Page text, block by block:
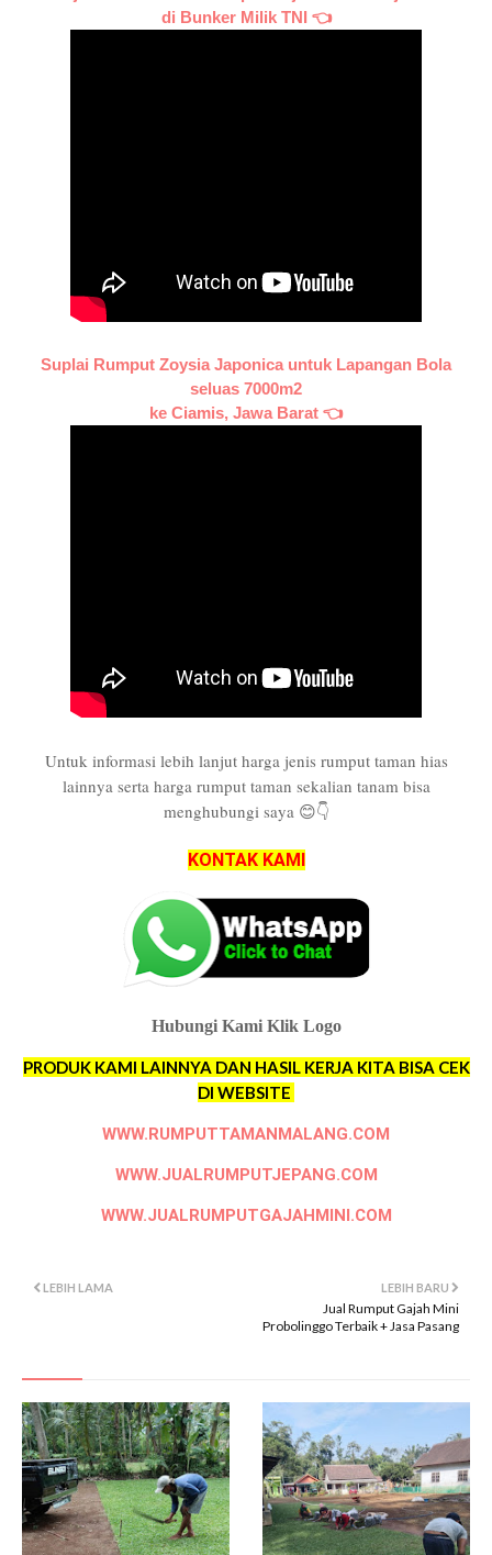
di Bunker Milik TNI 👈
Suplai Rumput Zoysia Japonica untuk Lapangan Bola
seluas 7000m2
ke Ciamis, Jawa Barat 👈
Untuk informasi lebih lanjut harga jenis rumput taman hias
lainnya serta harga rumput taman sekalian tanam bisa
menghubungi saya 😊👇
KONTAK KAMI
Hubungi Kami Klik Logo
PRODUK KAMI LAINNYA DAN HASIL KERJA KITA BISA CEK
DI WEBSITE
WWW.RUMPUTTAMANMALANG.COM
WWW.JUALRUMPUTJEPANG.COM
WWW.JUALRUMPUTGAJAHMINI.COM
LEBIH BARU
Jual Rumput Gajah Mini
Probolinggo Terbaik + Jasa Pasang
LEBIH LAMA